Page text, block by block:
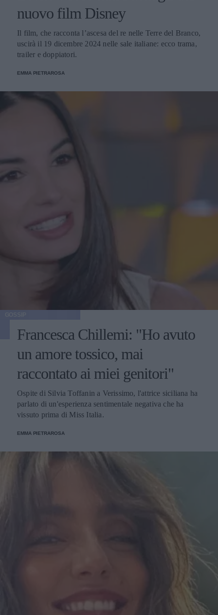
nuovo film Disney
Il film, che racconta l’ascesa del re nelle Terre del Branco,
uscirà il 19 dicembre 2024 nelle sale italiane: ecco trama,
trailer e doppiatori.
EMMA PIETRAROSA
Francesca Chillemi: "Ho avuto
un amore tossico, mai
raccontato ai miei genitori"
Ospite di Silvia Toffanin a Verissimo, l'attrice siciliana ha
parlato di un'esperienza sentimentale negativa che ha
vissuto prima di Miss Italia.
EMMA PIETRAROSA